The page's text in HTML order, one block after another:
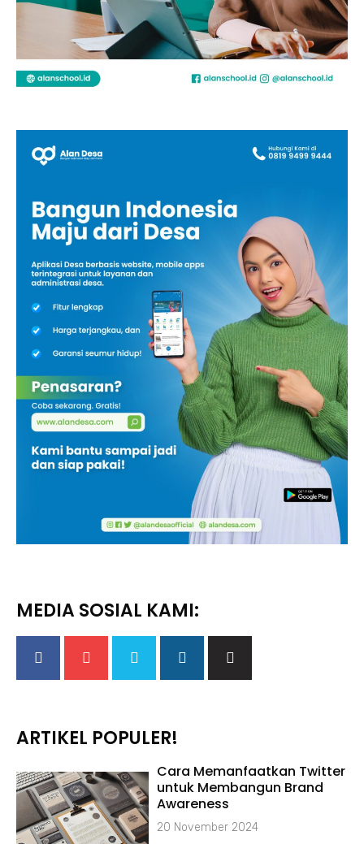
MEDIA SOSIAL KAMI:
ARTIKEL POPULER!
Cara Memanfaatkan Twitter
untuk Membangun Brand
Awareness
20 November 2024